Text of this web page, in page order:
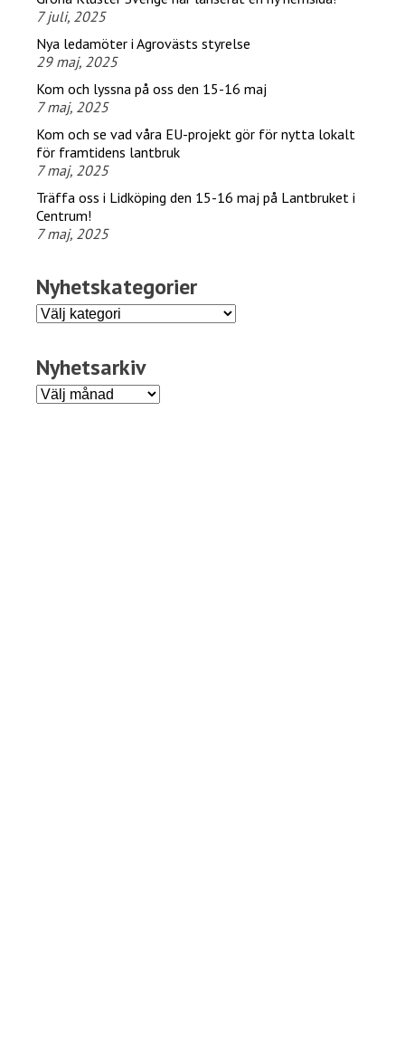
7 juli, 2025
Nya ledamöter i Agrovästs styrelse
29 maj, 2025
Kom och lyssna på oss den 15-16 maj
7 maj, 2025
Kom och se vad våra EU-projekt gör för nytta lokalt
för framtidens lantbruk
7 maj, 2025
Träffa oss i Lidköping den 15-16 maj på Lantbruket i
Centrum!
7 maj, 2025
Nyhetskategorier
Nyhetskategorier
Nyhetsarkiv
Nyhetsarkiv